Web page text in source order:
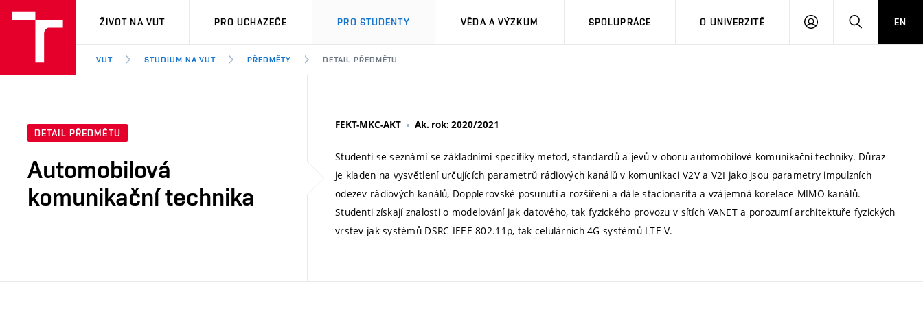
VUT
ŽIVOT NA VUT PRO UCHAZEČE PRO STUDENTY VĚDA A VÝZKUM SPOLUPRÁCE O UNIVERZITĚ
PŘIHLÁSIT HLEDATEN
VUT STUDIUM NA VUT PŘEDMĚTY DETAIL PŘEDMĚTU
DETAIL PŘEDMĚTU
Automobilová
komunikační technika
FEKT-MKC-AKT Ak. rok: 2020/2021
Studenti se seznámí se základními specifiky metod, standardů a jevů v oboru automobilové komunikační techniky. Důraz
je kladen na vysvětlení určujících parametrů rádiových kanálů v komunikaci V2V a V2I jako jsou parametry impulzních
odezev rádiových kanálů, Dopplerovské posunutí a rozšíření a dále stacionarita a vzájemná korelace MIMO kanálů.
Studenti získají znalosti o modelování jak datového, tak fyzického provozu v sítích VANET a porozumí architektuře fyzických
vrstev jak systémů DSRC IEEE 802.11p, tak celulárních 4G systémů LTE-V.